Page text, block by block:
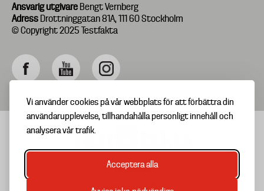
Vi använder cookies på vår webbplats för att förbättra din
användarupplevelse, tillhandahålla personligt innehåll och
analysera vår trafik.
Acceptera alla
Ansvarig utgivare Bengt Vernberg
Adress Drottninggatan 81A, 111 60 Stockholm
© Copyright 2025 Testfakta
Footer
TIPSA OSS
OM TESTFAKTA